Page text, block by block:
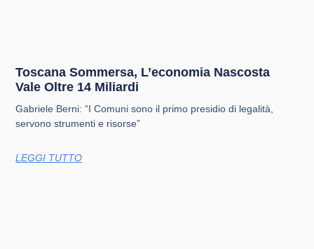
Toscana Sommersa, L’economia Nascosta
Vale Oltre 14 Miliardi
Gabriele Berni: “I Comuni sono il primo presidio di legalità,
servono strumenti e risorse”
LEGGI TUTTO